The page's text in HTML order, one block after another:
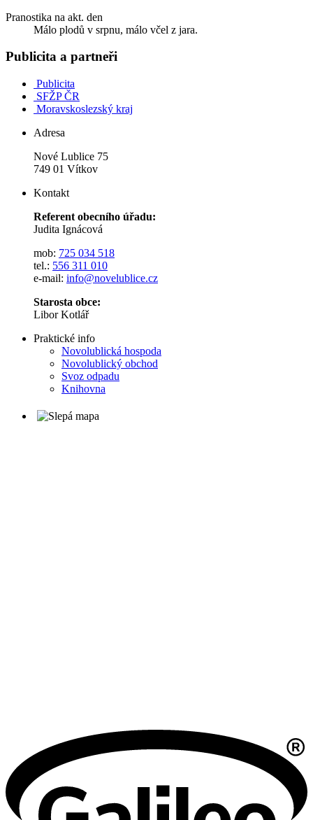
Pranostika na akt. den
Málo plodů v srpnu, málo včel z jara.
Publicita a partneři
Publicita
SFŽP ČR
Moravskoslezský kraj
Adresa
Nové Lublice 75
749 01 Vítkov
Kontakt
Referent obecního úřadu:
Judita Ignácová
mob: 725 034 518
tel.: 556 311 010
e-mail: info@novelublice.cz
Starosta obce:
Libor Kotlář
Praktické info
Novolublická hospoda
Novolublický obchod
Svoz odpadu
Knihovna